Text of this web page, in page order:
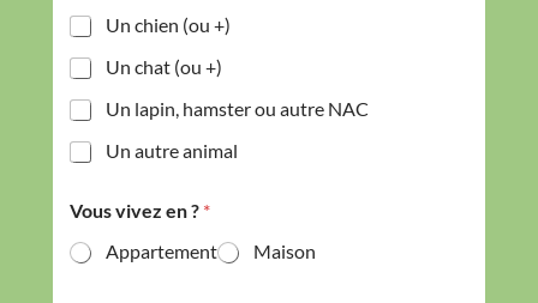
Un chien (ou +)
Un chat (ou +)
Un lapin, hamster ou autre NAC
Un autre animal
Vous vivez en ? *
Appartement
Maison